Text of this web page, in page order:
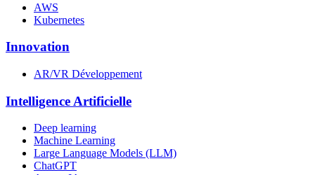
AWS
Kubernetes
Innovation
AR/VR Développement
Intelligence Artificielle
Deep learning
Machine Learning
Large Language Models (LLM)
ChatGPT